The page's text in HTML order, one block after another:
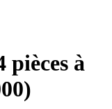
pièces à